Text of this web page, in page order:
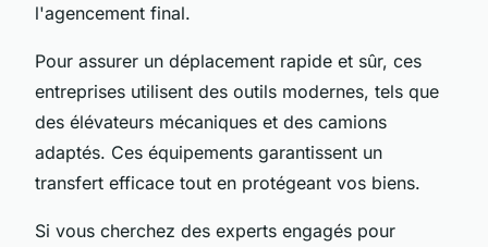
l'agencement final.
Pour assurer un déplacement rapide et sûr, ces
entreprises utilisent des outils modernes, tels que
des élévateurs mécaniques et des camions
adaptés. Ces équipements garantissent un
transfert efficace tout en protégeant vos biens.
Si vous cherchez des experts engagés pour